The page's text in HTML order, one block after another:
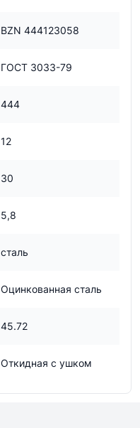
BZN 444123058
ГОСТ 3033-79
444
12
30
5,8
сталь
Оцинкованная сталь
45.72
Откидная с ушком